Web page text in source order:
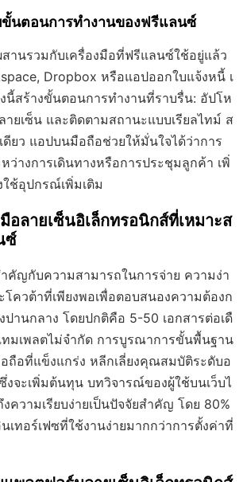
นตอนการทำงานของฟรีแลนซ์
านรวมกับเครื่องมือที่ฟรีแลนซ์ใช้อยู่แล้ว
Dropbox หรือแอปออกใบแจ้งหนี้ เ
นี้สร้างขั้นตอนการทำงานที่ราบรื่น: อัปโห
ยเซ็น และติดตามสถานะแบบเรียลไทม์ ส
ยว แอปบนมือถือช่วยให้มั่นใจได้ว่าการ
ว่างการเดินทางหรือการประชุมลูกค้า เพิ่
ช้อุปกรณ์เพิ่มเติม
มือลายเซ็นอิเล็กทรอนิกส์ที่เหมาะส
ซ์
คัญกับความสามารถในการจ่าย ความง่า
โควต้าที่เพียงพอเพื่อตอบสนองความต้องก
านกลาง โดยปกติคือ 5-50 เอกสารต่อเดื
มเพลตไม่จำกัด การบูรณาการขั้นพื้นฐาน
ถือที่แข็งแกร่ง หลีกเลี่ยงคุณสมบัติระดับอ
งจะเพิ่มต้นทุน บทวิจารณ์ของผู้ใช้บนเว็บไ
ความเรียบง่ายเป็นปัจจัยสำคัญ โดย 80%
ทอร์เฟซที่ใช้งานง่ายมากกว่าการตั้งค่าที่